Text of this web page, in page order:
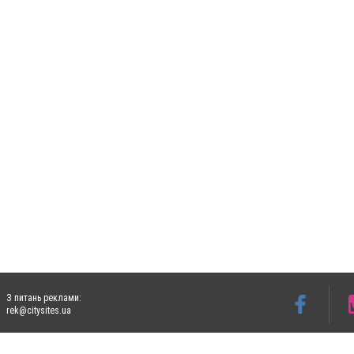
З питань реклами:
rek@citysites.ua